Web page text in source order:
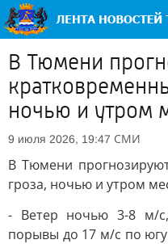
В Тюмени
ночью и утром
9 июля 2026, 19:47 СМИ
В Тюмени
гроза, ночью и утром
- Ветер ночью 3-8 м/
порывы до 17 м/с по